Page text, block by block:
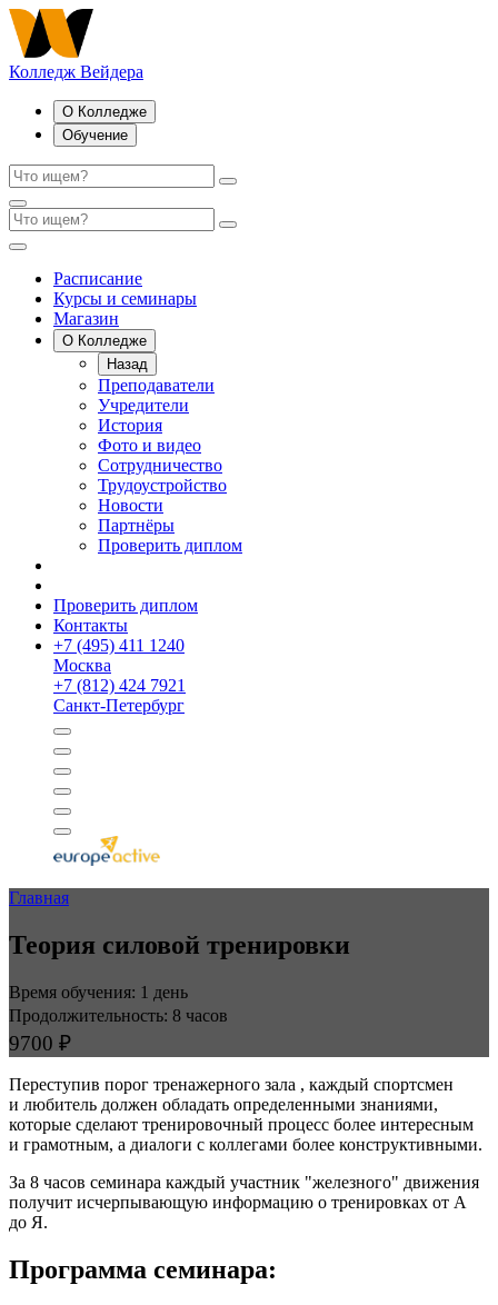
Колледж Вейдера
О Колледже
Обучение
Расписание
Курсы и семинары
Магазин
О Колледже
Назад
Преподаватели
Учредители
История
Фото и видео
Сотрудничество
Трудоустройство
Новости
Партнёры
Проверить диплом
Проверить диплом
Контакты
+7 (495) 411 1240
Москва
+7 (812) 424 7921
Санкт-Петербург
Главная
Теория силовой тренировки
Время обучения: 1 день
Продолжительность: 8 часов
9700 ₽
Переступив порог тренажерного зала , каждый спортсмен
и любитель должен обладать определенными знаниями,
которые сделают тренировочный процесс более интересным
и грамотным, а диалоги с коллегами более конструктивными.
За 8 часов семинара каждый участник "железно­го" движения
получит исчерпывающую информацию о тренировках от А
до Я.
Программа семинара: